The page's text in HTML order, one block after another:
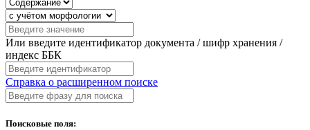
Или введите идентификатор документа / шифр хранения /
индекс ББК
Справка о расширенном поиске
Поисковые поля: